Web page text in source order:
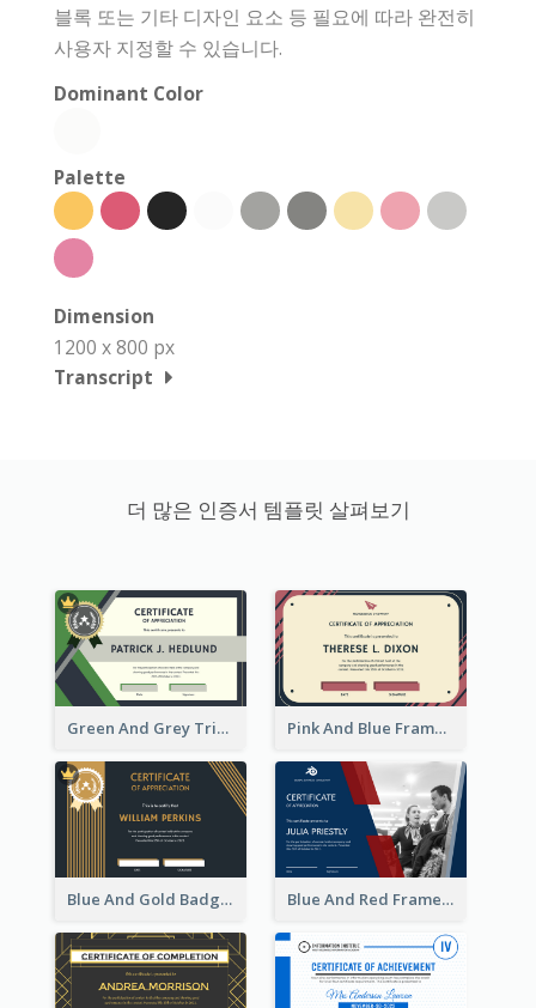
블록 또는 기타 디자인 요소 등 필요에 따라 완전히
사용자 지정할 수 있습니다.
Dominant Color
Palette
Dimension
1200 x 800 px
Transcript
더 많은 인증서 템플릿 살펴보기
Green And Grey Triangles With Badge Certificate Pink And Blue Frame Company Certificate
Blue And Gold Badge Appreciation Certificate Blue And Red Frame With Photo Certificate